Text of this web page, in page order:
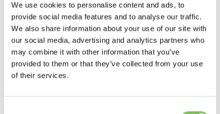
We use cookies to personalise content and ads, to
provide social media features and to analyse our traffic.
We also share information about your use of our site with
our social media, advertising and analytics partners who
may combine it with other information that you’ve
provided to them or that they’ve collected from your use
of their services.
laten plaatsen van de zonnepanelen en het gebruiken van de groene
stroom past in onze langetermijnvisie die niet alleen gericht is op het
terugwinnen van grondstoffen uit afval, maar ook uit het opwekken
van duurzame energie.” Van der Giessen doelt op de vier
windmolens die begin 2021 bij Hattemerbroek gaan draaien en twee
andere vestigingen van Van Werven waar eveneens honderden
zonnepanelen zijn aangebracht.
Circulaire economie
om energie op te wekken. Van der Giessen: “Waar we kansen zien,